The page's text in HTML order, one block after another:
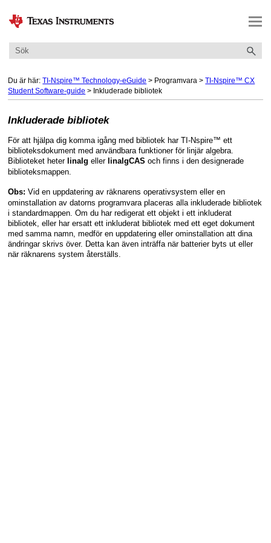
Hoppa över till huvudinnehåll
Du är här: TI-Nspire™ Technology-eGuide > Programvara >TI-Nspire™ CX
Student Software-guide > Inkluderade bibliotek
Inkluderade bibliotek
För att hjälpa dig komma igång med bibliotek har TI-Nspire™ ett
biblioteksdokument med användbara funktioner för linjär algebra.
Biblioteket heter linalg eller linalgCAS och finns i den designerade
biblioteksmappen.
Obs: Vid en uppdatering av räknarens operativsystem eller en
ominstallation av datorns programvara placeras alla inkluderade bibliotek
i standardmappen. Om du har redigerat ett objekt i ett inkluderat
bibliotek, eller har ersatt ett inkluderat bibliotek med ett eget dokument
med samma namn, medför en uppdatering eller ominstallation att dina
ändringar skrivs över. Detta kan även inträffa när batterier byts ut eller
när räknarens system återställs.